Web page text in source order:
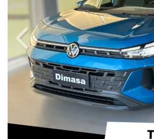
Previous